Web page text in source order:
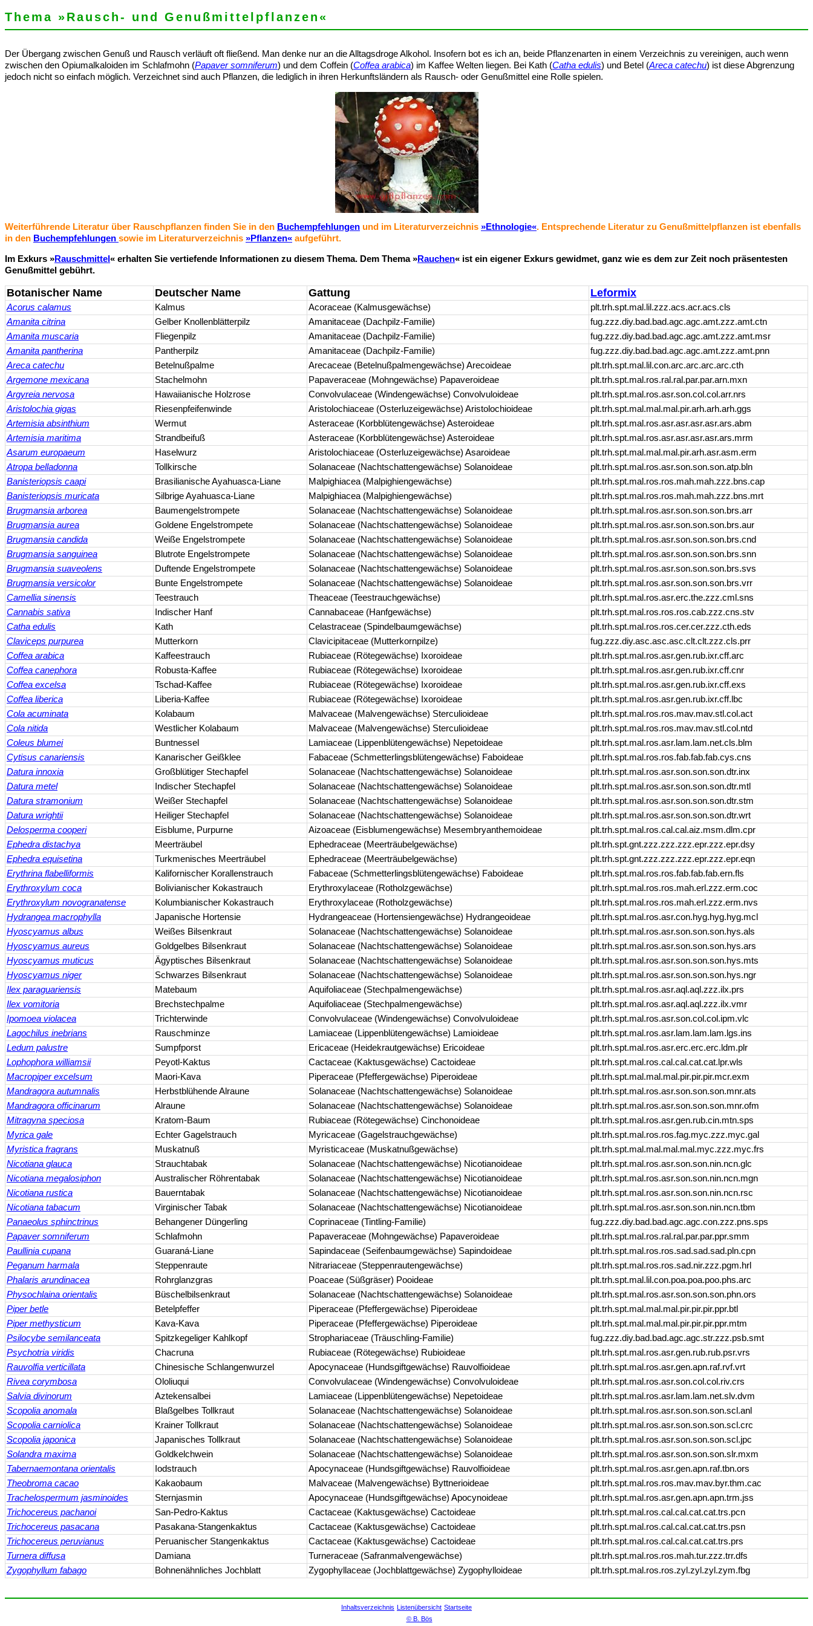
Thema »Rausch- und Genußmittelpflanzen«
Der Übergang zwischen Genuß und Rausch verläuft oft fließend. Man denke nur an die Alltagsdroge Alkohol. Insofern bot es ich an, beide Pflanzenarten in einem Verzeichnis zu vereinigen, auch wenn
zwischen den Opiumalkaloiden im Schlafmohn (Papaver somniferum) und dem Coffein (Coffea arabica) im Kaffee Welten liegen. Bei Kath (Catha edulis) und Betel (Areca catechu) ist diese Abgrenzung
jedoch nicht so einfach möglich. Verzeichnet sind auch Pflanzen, die lediglich in ihren Herkunftsländern als Rausch- oder Genußmittel eine Rolle spielen.
Weiterführende Literatur über Rauschpflanzen finden Sie in den Buchempfehlungen und im Literaturverzeichnis »Ethnologie«. Entsprechende Literatur zu Genußmittelpflanzen ist ebenfalls
in den Buchempfehlungen sowie im Literaturverzeichnis »Pflanzen« aufgeführt.
Im Exkurs »Rauschmittel « erhalten Sie vertiefende Informationen zu diesem Thema. Dem Thema »Rauchen« ist ein eigener Exkurs gewidmet, ganz wie es dem zur Zeit noch präsentesten
Genußmittel gebührt.
Botanischer Name Deutscher Name Gattung Leformix
Acorus calamus Kalmus Acoraceae (Kalmusgewächse)
plt.trh.spt.mal.lil.zzz.acs.acr.acs.cls
Amanita citrina
Gelber Knollenblätterpilz Amanitaceae (Dachpilz-Familie)
fug.zzz.diy.bad.bad.agc.agc.amt.zzz.amt.ctn
Amanita muscaria
Fliegenpilz Amanitaceae (Dachpilz-Familie)
fug.zzz.diy.bad.bad.agc.agc.amt.zzz.amt.msr
Amanita pantherina
Pantherpilz Amanitaceae (Dachpilz-Familie)
fug.zzz.diy.bad.bad.agc.agc.amt.zzz.amt.pnn
Areca catechu
Betelnußpalme Arecaceae (Betelnußpalmengewächse) Arecoideae
plt.trh.spt.mal.lil.con.arc.arc.arc.arc.cth
Argemone mexicana
Stachelmohn Papaveraceae (Mohngewächse) Papaveroideae
plt.trh.spt.mal.ros.ral.ral.par.par.arn.mxn
Argyreia nervosa
Hawaiianische Holzrose Convolvulaceae (Windengewächse) Convolvuloideae
plt.trh.spt.mal.ros.asr.son.col.col.arr.nrs
Aristolochia gigas
Riesenpfeifenwinde Aristolochiaceae (Osterluzeigewächse) Aristolochioideae
plt.trh.spt.mal.mal.mal.pir.arh.arh.arh.ggs
Artemisia absinthium
Wermut Asteraceae (Korbblütengewächse) Asteroideae
plt.trh.spt.mal.ros.asr.asr.asr.asr.ars.abm
Artemisia maritima
Strandbeifuß Asteraceae (Korbblütengewächse) Asteroideae
plt.trh.spt.mal.ros.asr.asr.asr.asr.ars.mrm
Asarum europaeum
Haselwurz Aristolochiaceae (Osterluzeigewächse) Asaroideae
plt.trh.spt.mal.mal.mal.pir.arh.asr.asm.erm
Atropa belladonna
Tollkirsche Solanaceae (Nachtschattengewächse) Solanoideae
plt.trh.spt.mal.ros.asr.son.son.son.atp.bln
Banisteriopsis caapi
Brasilianische Ayahuasca-Liane Malpighiacea (Malpighiengewächse)
plt.trh.spt.mal.ros.ros.mah.mah.zzz.bns.cap
Banisteriopsis muricata
Silbrige Ayahuasca-Liane Malpighiacea (Malpighiengewächse)
plt.trh.spt.mal.ros.ros.mah.mah.zzz.bns.mrt
Brugmansia arborea
Baumengelstrompete Solanaceae (Nachtschattengewächse) Solanoideae
plt.trh.spt.mal.ros.asr.son.son.son.brs.arr
Brugmansia aurea
Goldene Engelstrompete Solanaceae (Nachtschattengewächse) Solanoideae
plt.trh.spt.mal.ros.asr.son.son.son.brs.aur
Brugmansia candida
Weiße Engelstrompete Solanaceae (Nachtschattengewächse) Solanoideae
plt.trh.spt.mal.ros.asr.son.son.son.brs.cnd
Brugmansia sanguinea
Blutrote Engelstrompete Solanaceae (Nachtschattengewächse) Solanoideae
plt.trh.spt.mal.ros.asr.son.son.son.brs.snn
Brugmansia suaveolens
Duftende Engelstrompete Solanaceae (Nachtschattengewächse) Solanoideae
plt.trh.spt.mal.ros.asr.son.son.son.brs.svs
Brugmansia versicolor
Bunte Engelstrompete Solanaceae (Nachtschattengewächse) Solanoideae
plt.trh.spt.mal.ros.asr.son.son.son.brs.vrr
Camellia sinensis
Teestrauch Theaceae (Teestrauchgewächse)
plt.trh.spt.mal.ros.asr.erc.the.zzz.cml.sns
Cannabis sativa
Indischer Hanf Cannabaceae (Hanfgewächse)
plt.trh.spt.mal.ros.ros.ros.cab.zzz.cns.stv
Catha edulis
Kath Celastraceae (Spindelbaumgewächse)
plt.trh.spt.mal.ros.ros.cer.cer.zzz.cth.eds
Claviceps purpurea
Mutterkorn Clavicipitaceae (Mutterkornpilze)
fug.zzz.diy.asc.asc.asc.clt.clt.zzz.cls.prr
Coffea arabica
Kaffeestrauch Rubiaceae (Rötegewächse) Ixoroideae
plt.trh.spt.mal.ros.asr.gen.rub.ixr.cff.arc
Coffea canephora
Robusta-Kaffee Rubiaceae (Rötegewächse) Ixoroideae
plt.trh.spt.mal.ros.asr.gen.rub.ixr.cff.cnr
Coffea excelsa
Tschad-Kaffee Rubiaceae (Rötegewächse) Ixoroideae
plt.trh.spt.mal.ros.asr.gen.rub.ixr.cff.exs
Coffea liberica
Liberia-Kaffee Rubiaceae (Rötegewächse) Ixoroideae
plt.trh.spt.mal.ros.asr.gen.rub.ixr.cff.lbc
Cola acuminata
Kolabaum Malvaceae (Malvengewächse) Sterculioideae
plt.trh.spt.mal.ros.ros.mav.mav.stl.col.act
Cola nitida
Westlicher Kolabaum Malvaceae (Malvengewächse) Sterculioideae
plt.trh.spt.mal.ros.ros.mav.mav.stl.col.ntd
Coleus blumei
Buntnessel Lamiaceae (Lippenblütengewächse) Nepetoideae
plt.trh.spt.mal.ros.asr.lam.lam.net.cls.blm
Cytisus canariensis
Kanarischer Geißklee Fabaceae (Schmetterlingsblütengewächse) Faboideae
plt.trh.spt.mal.ros.ros.fab.fab.fab.cys.cns
Datura innoxia
Großblütiger Stechapfel Solanaceae (Nachtschattengewächse) Solanoideae
plt.trh.spt.mal.ros.asr.son.son.son.dtr.inx
Datura metel
Indischer Stechapfel Solanaceae (Nachtschattengewächse) Solanoideae
plt.trh.spt.mal.ros.asr.son.son.son.dtr.mtl
Datura stramonium
Weißer Stechapfel Solanaceae (Nachtschattengewächse) Solanoideae
plt.trh.spt.mal.ros.asr.son.son.son.dtr.stm
Datura wrightii
Heiliger Stechapfel Solanaceae (Nachtschattengewächse) Solanoideae
plt.trh.spt.mal.ros.asr.son.son.son.dtr.wrt
Delosperma cooperi
Eisblume, Purpurne Aizoaceae (Eisblumengewächse) Mesembryanthemoideae
plt.trh.spt.mal.ros.cal.cal.aiz.msm.dlm.cpr
Ephedra distachya
Meerträubel Ephedraceae (Meerträubelgewächse)
plt.trh.spt.gnt.zzz.zzz.zzz.epr.zzz.epr.dsy
Ephedra equisetina
Turkmenisches Meerträubel Ephedraceae (Meerträubelgewächse)
plt.trh.spt.gnt.zzz.zzz.zzz.epr.zzz.epr.eqn
Erythrina flabelliformis
Kalifornischer Korallenstrauch Fabaceae (Schmetterlingsblütengewächse) Faboideae
plt.trh.spt.mal.ros.ros.fab.fab.fab.ern.fls
Erythroxylum coca
Bolivianischer Kokastrauch Erythroxylaceae (Rotholzgewächse)
plt.trh.spt.mal.ros.ros.mah.erl.zzz.erm.coc
Erythroxylum novogranatense
Kolumbianischer Kokastrauch Erythroxylaceae (Rotholzgewächse)
plt.trh.spt.mal.ros.ros.mah.erl.zzz.erm.nvs
Hydrangea macrophylla
Japanische Hortensie Hydrangeaceae (Hortensiengewächse) Hydrangeoideae
plt.trh.spt.mal.ros.asr.con.hyg.hyg.hyg.mcl
Hyoscyamus albus
Weißes Bilsenkraut Solanaceae (Nachtschattengewächse) Solanoideae
plt.trh.spt.mal.ros.asr.son.son.son.hys.als
Hyoscyamus aureus
Goldgelbes Bilsenkraut Solanaceae (Nachtschattengewächse) Solanoideae
plt.trh.spt.mal.ros.asr.son.son.son.hys.ars
Hyoscyamus muticus
Ägyptisches Bilsenkraut Solanaceae (Nachtschattengewächse) Solanoideae
plt.trh.spt.mal.ros.asr.son.son.son.hys.mts
Hyoscyamus niger
Schwarzes Bilsenkraut Solanaceae (Nachtschattengewächse) Solanoideae
plt.trh.spt.mal.ros.asr.son.son.son.hys.ngr
Ilex paraguariensis
Matebaum Aquifoliaceae (Stechpalmengewächse)
plt.trh.spt.mal.ros.asr.aql.aql.zzz.ilx.prs
Ilex vomitoria
Brechstechpalme Aquifoliaceae (Stechpalmengewächse)
plt.trh.spt.mal.ros.asr.aql.aql.zzz.ilx.vmr
Ipomoea violacea
Trichterwinde Convolvulaceae (Windengewächse) Convolvuloideae
plt.trh.spt.mal.ros.asr.son.col.col.ipm.vlc
Lagochilus inebrians
Rauschminze Lamiaceae (Lippenblütengewächse) Lamioideae
plt.trh.spt.mal.ros.asr.lam.lam.lam.lgs.ins
Ledum palustre
Sumpfporst Ericaceae (Heidekrautgewächse) Ericoideae
plt.trh.spt.mal.ros.asr.erc.erc.erc.ldm.plr
Lophophora williamsii
Peyotl-Kaktus Cactaceae (Kaktusgewächse) Cactoideae
plt.trh.spt.mal.ros.cal.cal.cat.cat.lpr.wls
Macropiper excelsum
Maori-Kava Piperaceae (Pfeffergewächse) Piperoideae
plt.trh.spt.mal.mal.mal.pir.pir.pir.mcr.exm
Mandragora autumnalis
Herbstblühende Alraune Solanaceae (Nachtschattengewächse) Solanoideae
plt.trh.spt.mal.ros.asr.son.son.son.mnr.ats
Mandragora officinarum
Alraune Solanaceae (Nachtschattengewächse) Solanoideae
plt.trh.spt.mal.ros.asr.son.son.son.mnr.ofm
Mitragyna speciosa
Kratom-Baum Rubiaceae (Rötegewächse) Cinchonoideae
plt.trh.spt.mal.ros.asr.gen.rub.cin.mtn.sps
Myrica gale
Echter Gagelstrauch Myricaceae (Gagelstrauchgewächse)
plt.trh.spt.mal.ros.ros.fag.myc.zzz.myc.gal
Myristica fragrans
Muskatnuß Myristicaceae (Muskatnußgewächse)
plt.trh.spt.mal.mal.mal.mal.myc.zzz.myc.frs
Nicotiana glauca
Strauchtabak Solanaceae (Nachtschattengewächse) Nicotianoideae
plt.trh.spt.mal.ros.asr.son.son.nin.ncn.glc
Nicotiana megalosiphon
Australischer Röhrentabak Solanaceae (Nachtschattengewächse) Nicotianoideae
plt.trh.spt.mal.ros.asr.son.son.nin.ncn.mgn
Nicotiana rustica
Bauerntabak Solanaceae (Nachtschattengewächse) Nicotianoideae
plt.trh.spt.mal.ros.asr.son.son.nin.ncn.rsc
Nicotiana tabacum
Virginischer Tabak Solanaceae (Nachtschattengewächse) Nicotianoideae
plt.trh.spt.mal.ros.asr.son.son.nin.ncn.tbm
Panaeolus sphinctrinus
Behangener Düngerling Coprinaceae (Tintling-Familie)
fug.zzz.diy.bad.bad.agc.agc.con.zzz.pns.sps
Papaver somniferum
Schlafmohn Papaveraceae (Mohngewächse) Papaveroideae
plt.trh.spt.mal.ros.ral.ral.par.par.ppr.smm
Paullinia cupana
Guaraná-Liane Sapindaceae (Seifenbaumgewächse) Sapindoideae
plt.trh.spt.mal.ros.ros.sad.sad.sad.pln.cpn
Peganum harmala
Steppenraute Nitrariaceae (Steppenrautengewächse)
plt.trh.spt.mal.ros.ros.sad.nir.zzz.pgm.hrl
Phalaris arundinacea
Rohrglanzgras Poaceae (Süßgräser) Pooideae
plt.trh.spt.mal.lil.con.poa.poa.poo.phs.arc
Physochlaina orientalis
Büschelbilsenkraut Solanaceae (Nachtschattengewächse) Solanoideae
plt.trh.spt.mal.ros.asr.son.son.son.phn.ors
Piper betle
Betelpfeffer Piperaceae (Pfeffergewächse) Piperoideae
plt.trh.spt.mal.mal.mal.pir.pir.pir.ppr.btl
Piper methysticum
Kava-Kava Piperaceae (Pfeffergewächse) Piperoideae
plt.trh.spt.mal.mal.mal.pir.pir.pir.ppr.mtm
Psilocybe semilanceata
Spitzkegeliger Kahlkopf Strophariaceae (Träuschling-Familie)
fug.zzz.diy.bad.bad.agc.agc.str.zzz.psb.smt
Psychotria viridis
Chacruna Rubiaceae (Rötegewächse) Rubioideae
plt.trh.spt.mal.ros.asr.gen.rub.rub.psr.vrs
Rauvolfia verticillata
Chinesische Schlangenwurzel Apocynaceae (Hundsgiftgewächse) Rauvolfioideae
plt.trh.spt.mal.ros.asr.gen.apn.raf.rvf.vrt
Rivea corymbosa
Ololiuqui Convolvulaceae (Windengewächse) Convolvuloideae
plt.trh.spt.mal.ros.asr.son.col.col.riv.crs
Salvia divinorum
Aztekensalbei Lamiaceae (Lippenblütengewächse) Nepetoideae
plt.trh.spt.mal.ros.asr.lam.lam.net.slv.dvm
Scopolia anomala
Blaßgelbes Tollkraut Solanaceae (Nachtschattengewächse) Solanoideae
plt.trh.spt.mal.ros.asr.son.son.son.scl.anl
Scopolia carniolica
Krainer Tollkraut Solanaceae (Nachtschattengewächse) Solanoideae
plt.trh.spt.mal.ros.asr.son.son.son.scl.crc
Scopolia japonica
Japanisches Tollkraut Solanaceae (Nachtschattengewächse) Solanoideae
plt.trh.spt.mal.ros.asr.son.son.son.scl.jpc
Solandra maxima
Goldkelchwein Solanaceae (Nachtschattengewächse) Solanoideae
plt.trh.spt.mal.ros.asr.son.son.son.slr.mxm
Tabernaemontana orientalis
Iodstrauch Apocynaceae (Hundsgiftgewächse) Rauvolfioideae
plt.trh.spt.mal.ros.asr.gen.apn.raf.tbn.ors
Theobroma cacao
Kakaobaum Malvaceae (Malvengewächse) Byttnerioideae
plt.trh.spt.mal.ros.ros.mav.mav.byr.thm.cac
Trachelospermum jasminoides
Sternjasmin Apocynaceae (Hundsgiftgewächse) Apocynoideae
plt.trh.spt.mal.ros.asr.gen.apn.apn.trm.jss
Trichocereus pachanoi
San-Pedro-Kaktus Cactaceae (Kaktusgewächse) Cactoideae
plt.trh.spt.mal.ros.cal.cal.cat.cat.trs.pcn
Trichocereus pasacana
Pasakana-Stangenkaktus Cactaceae (Kaktusgewächse) Cactoideae
plt.trh.spt.mal.ros.cal.cal.cat.cat.trs.psn
Trichocereus peruvianus
Peruanischer Stangenkaktus Cactaceae (Kaktusgewächse) Cactoideae
plt.trh.spt.mal.ros.cal.cal.cat.cat.trs.prs
Turnera diffusa
Damiana Turneraceae (Safranmalvengewächse)
plt.trh.spt.mal.ros.ros.mah.tur.zzz.trr.dfs
Zygophyllum fabago
Bohnenähnliches Jochblatt Zygophyllaceae (Jochblattgewächse) Zygophylloideae plt.trh.spt.mal.ros.ros.zyl.zyl.zyl.zym.fbg
Inhaltsverzeichnis Listenübersicht Startseite
© B. Bös